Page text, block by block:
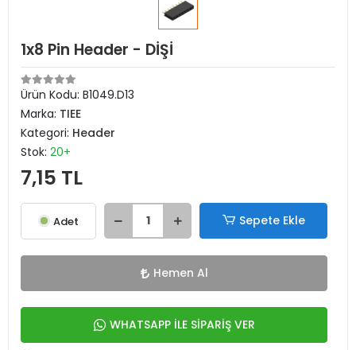
1x8 Pin Header - DİŞİ
Ürün Kodu: B1049.D13
Marka: TIEE
Kategori: Header
Stok: 20+
7,15 TL
Adet Sepete Ekle
Hemen Al
WHATSAPP İLE SİPARİŞ VER